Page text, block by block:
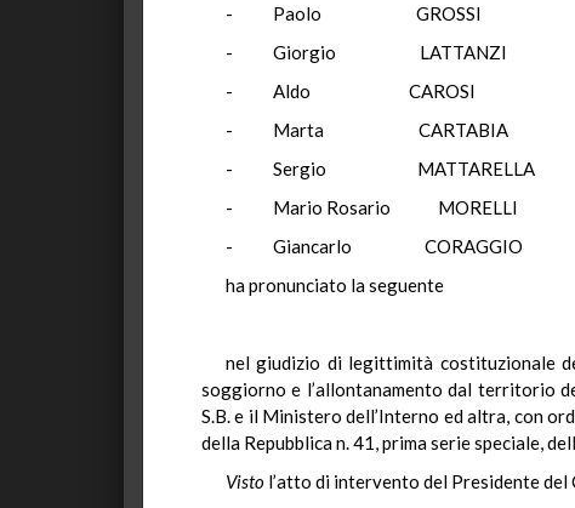
- Paolo
- Giorgio
- Aldo
- Marta
- Sergio
- Mario Rosario
- Giancarlo
ha pronunciato la seguente
nel giudizio di legittimità costituzionale
soggiorno e l’allontanamento dal territorio
S.B. e il Ministero dell’Interno ed altra, con
della Repubblica n. 41, prima serie speciale,
Visto l’atto di intervento del Presidente